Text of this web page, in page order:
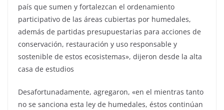
país que sumen y fortalezcan el ordenamiento
participativo de las áreas cubiertas por humedales,
además de partidas presupuestarias para acciones de
conservación, restauración y uso responsable y
sostenible de estos ecosistemas», dijeron desde la alta
casa de estudios
Desafortunadamente, agregaron, «en el mientras tanto
no se sanciona esta ley de humedales, éstos continúan